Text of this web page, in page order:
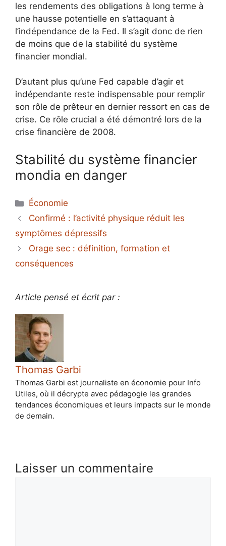
les rendements des obligations à long terme à
une hausse potentielle en s’attaquant à
l’indépendance de la Fed. Il s’agit donc de rien
de moins que de la stabilité du système
financier mondial.
D’autant plus qu’une Fed capable d’agir et
indépendante reste indispensable pour remplir
son rôle de prêteur en dernier ressort en cas de
crise. Ce rôle crucial a été démontré lors de la
crise financière de 2008.
Stabilité du système financier
mondia en danger
Catégories
Économie
Confirmé : l’activité physique réduit les
symptômes dépressifs
Orage sec : définition, formation et
conséquences
Article pensé et écrit par :
Thomas Garbi
Thomas Garbi est journaliste en économie pour Info
Utiles, où il décrypte avec pédagogie les grandes
tendances économiques et leurs impacts sur le monde
de demain.
Laisser un commentaire